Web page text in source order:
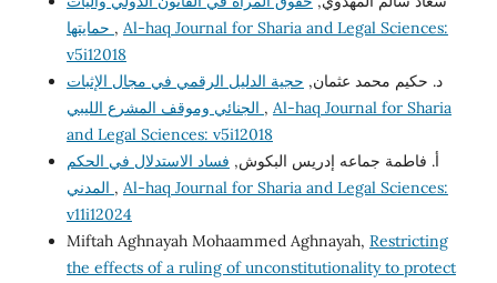
, Al-haq Journal for Sharia and Legal Sciences:
v5i12018
د. حكيم محمد عثمان, حجية الدليل الرقمي في مجال الإثبات
, Al-haq Journal for Sharia
and Legal Sciences: v5i12018
أ. فاطمة جماعه إدريس البكوش, فساد الاستدلال في الحكم
, Al-haq Journal for Sharia and Legal Sciences:
v11i12024
Miftah Aghnayah Mohaammed Aghnayah, Restricting
the effects of a ruling of unconstitutionality to protect